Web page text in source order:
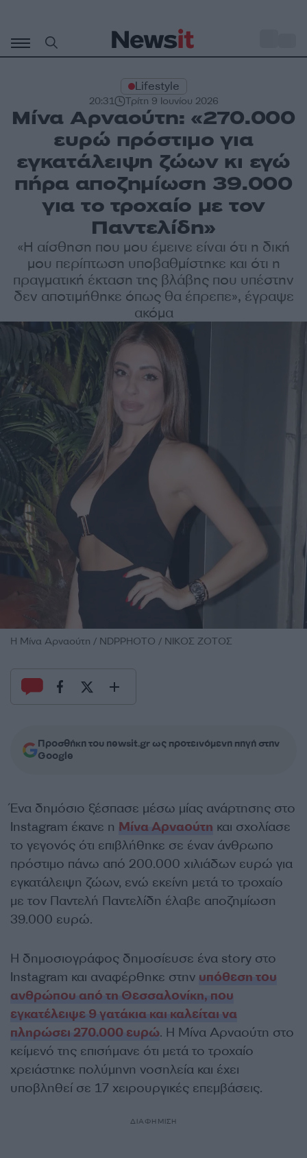
περιεχόμενο
Lifestyle
20:31 Τρίτη 9 Ιουνίου 2026
Μίνα Αρναούτη: «270.000
ευρώ πρόστιμο για
εγκατάλειψη ζώων κι εγώ
πήρα αποζημίωση 39.000
για το τροχαίο με τον
Παντελίδη»
«Η αίσθηση που μου έμεινε είναι ότι η δική
μου περίπτωση υποβαθμίστηκε και ότι η
πραγματική έκταση της βλάβης που υπέστην
δεν αποτιμήθηκε όπως θα έπρεπε», έγραψε
ακόμα
H Μίνα Αρναούτη / NDPPHOTO / ΝΙΚΟΣ ΖΟΤΟΣ
Προσθήκη του newsit.gr ως προτεινόμενη πηγή στην
Google
Ένα δημόσιο ξέσπασε μέσω μίας ανάρτησης στο
Instagram έκανε η Μίνα Αρναούτη και σχολίασε
το γεγονός ότι επιβλήθηκε σε έναν άνθρωπο
πρόστιμο πάνω από 200.000 χιλιάδων ευρώ για
εγκατάλειψη ζώων, ενώ εκείνη μετά το τροχαίο
με τον Παντελή Παντελίδη έλαβε αποζημίωση
39.000 ευρώ.
Η δημοσιογράφος δημοσίευσε ένα story στο
Instagram και αναφέρθηκε στην υπόθεση του
ανθρώπου από τη Θεσσαλονίκη, που
εγκατέλειψε 9 γατάκια και καλείται να
πληρώσει 270.000 ευρώ. Η Μίνα Αρναούτη στο
κείμενό της επισήμανε ότι μετά το τροχαίο
χρειάστηκε πολύμηνη νοσηλεία και έχει
υποβληθεί σε 17 χειρουργικές επεμβάσεις.
ΔΙΑΦΗΜΙΣΗ